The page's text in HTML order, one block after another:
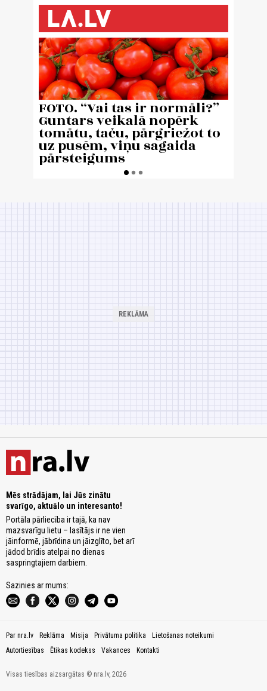
Mēs strādājam, lai Jūs zinātu
svarīgo, aktuālo un interesanto!
Portāla pārliecība ir tajā, ka nav
mazsvarīgu lietu – lasītājs ir ne vien
jāinformē, jābrīdina un jāizglīto, bet arī
jādod brīdis atelpai no dienas
saspringtajiem darbiem.
Sazinies ar mums:
Par nra.lv Reklāma Misija Privātuma politika
Lietošanas noteikumi
Autortiesības
Ētikas kodekss Vakances Kontakti
Visas tiesības aizsargātas © nra.lv, 2026